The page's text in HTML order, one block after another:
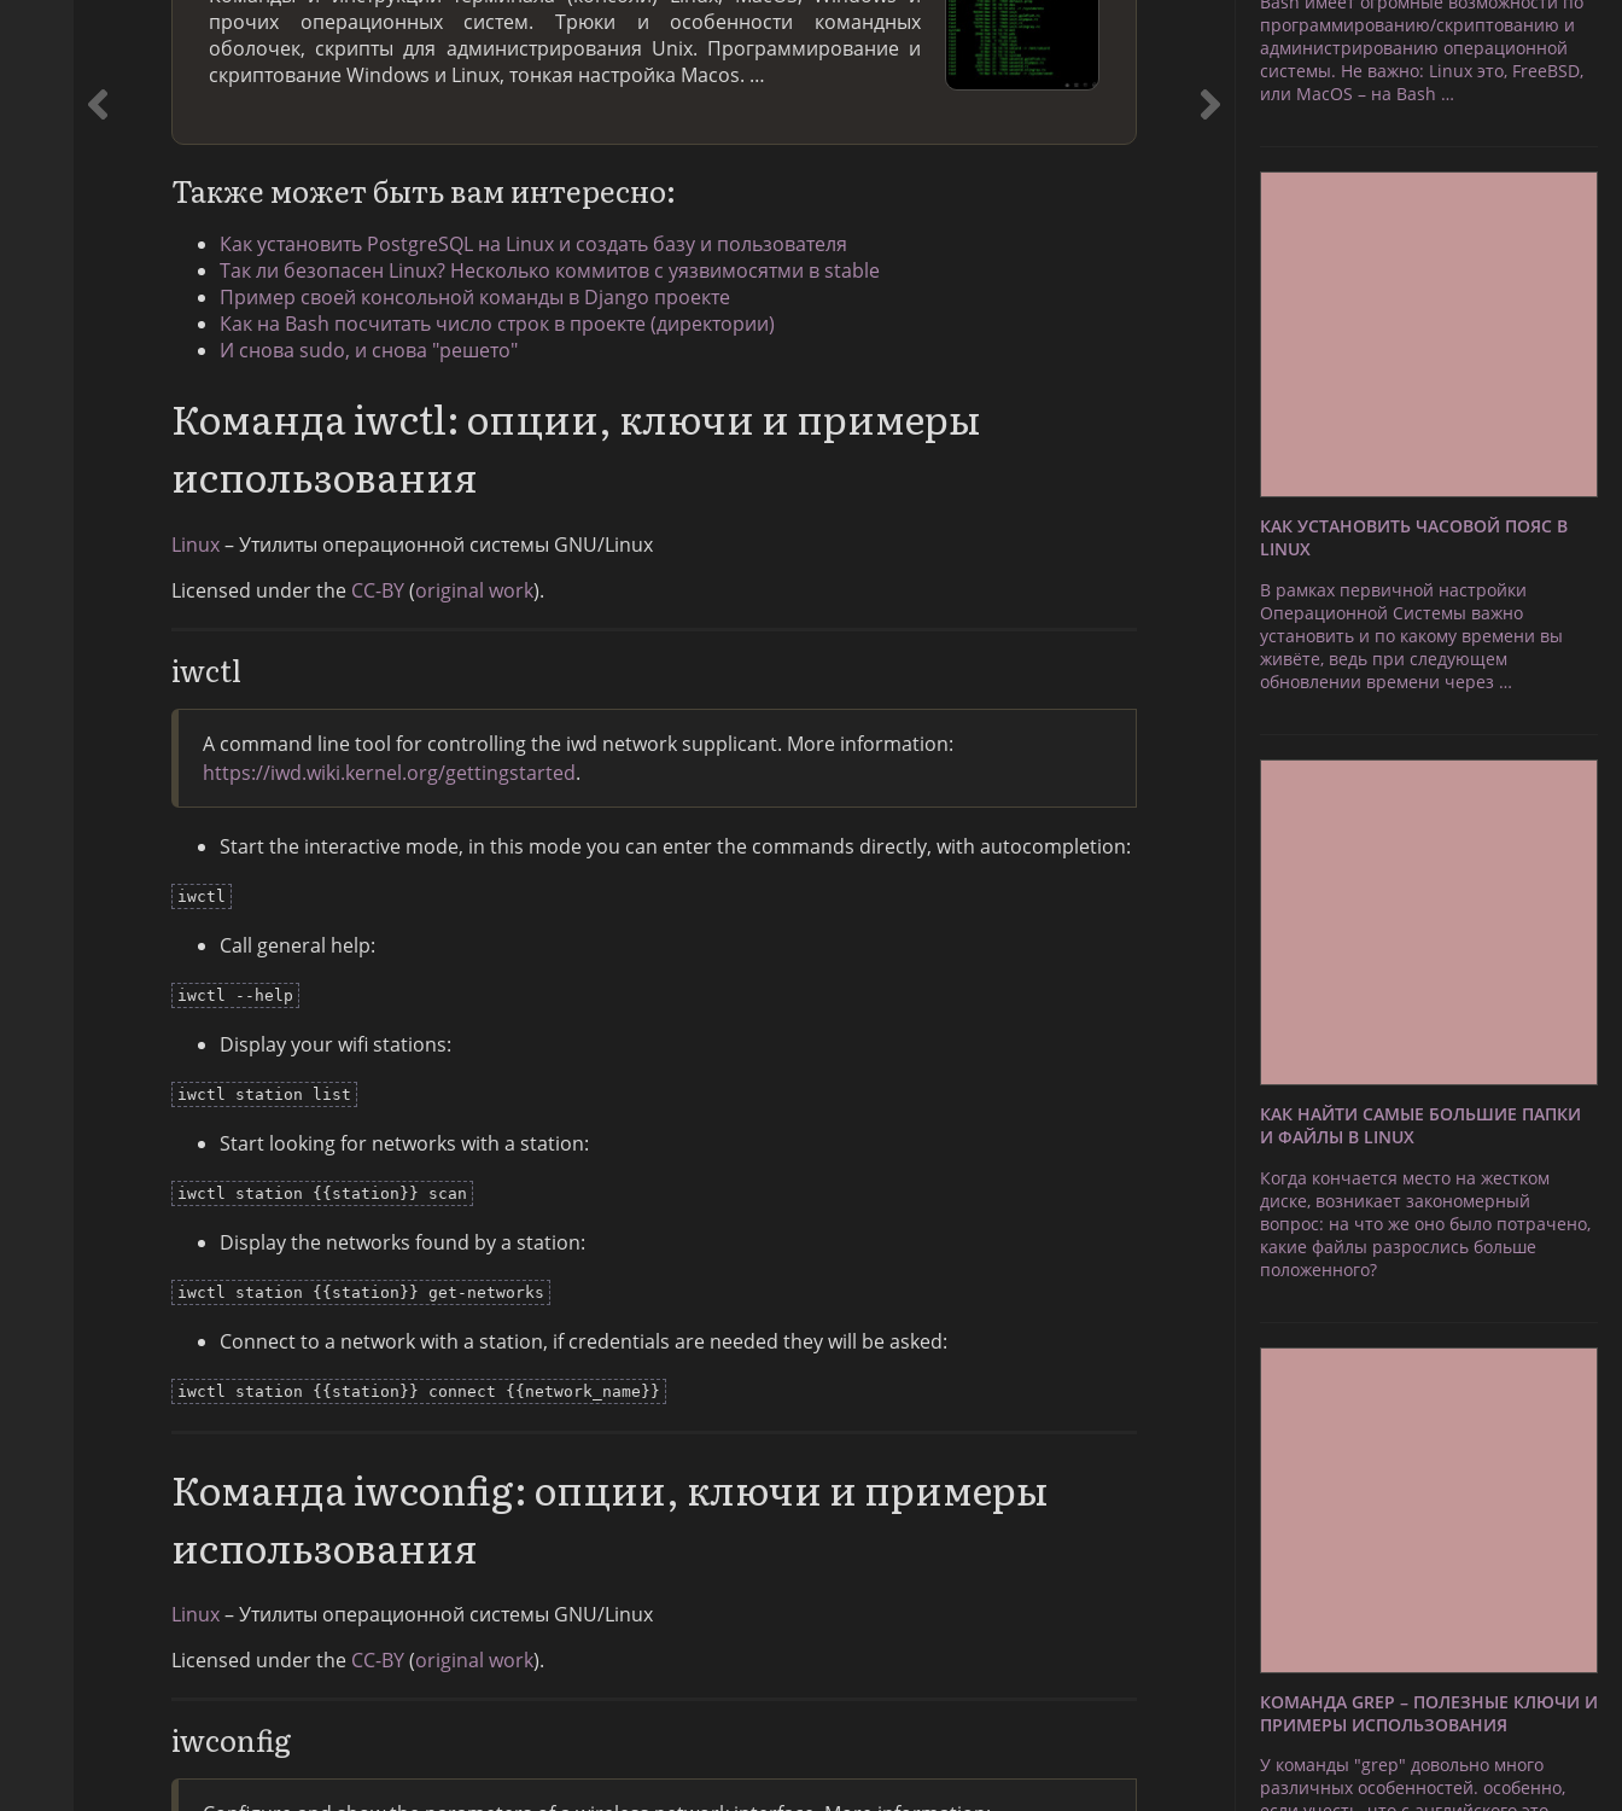
прочих операционных систем. Трюки и особенности командных
оболочек, скрипты для администрирования Unix. Программирование и
скриптование Windows и Linux, тонкая настройка Macos. …
Также может быть вам интересно:
Как установить PostgreSQL на Linux и создать базу и пользователя
Так ли безопасен Linux? Несколько коммитов с уязвимосятми в stable
Пример своей консольной команды в Django проекте
Как на Bash посчитать число строк в проекте (директории)
И снова sudo, и снова "решето"
Команда iwctl: опции, ключи и примеры
использования
Linux– Утилиты операционной системы GNU/Linux
Licensed under the CC-BY(original work).
iwctl
A command line tool for controlling the iwd network supplicant. More information:
https://iwd.wiki.kernel.org/gettingstarted.
Start the interactive mode, in this mode you can enter the commands directly, with autocompletion:
iwctl
Call general help:
iwctl --help
Display your wifi stations:
iwctl station list
Start looking for networks with a station:
iwctl station {{station}} scan
Display the networks found by a station:
iwctl station {{station}} get-networks
Connect to a network with a station, if credentials are needed they will be asked:
iwctl station {{station}} connect {{network_name}}
Команда iwconfig: опции, ключи и примеры
использования
Linux– Утилиты операционной системы GNU/Linux
Licensed under the CC-BY(original work).
iwconfig
программированию/скриптованию и
администрированию операционной
системы. Не важно: Linux это, FreeBSD,
или MacOS – на Bash …
КАК УСТАНОВИТЬ ЧАСОВОЙ ПОЯС В
LINUX
В рамках первичной настройки
Операционной Системы важно
установить и по какому времени вы
живёте, ведь при следующем
обновлении времени через …
КАК НАЙТИ САМЫЕ БОЛЬШИЕ ПАПКИ
И ФАЙЛЫ В LINUX
Когда кончается место на жестком
диске, возникает закономерный
вопрос: на что же оно было потрачено,
какие файлы разрослись больше
положенного?
КОМАНДА GREP – ПОЛЕЗНЫЕ КЛЮЧИ И
ПРИМЕРЫ ИСПОЛЬЗОВАНИЯ
У команды "grep" довольно много
различных особенностей. особенно,